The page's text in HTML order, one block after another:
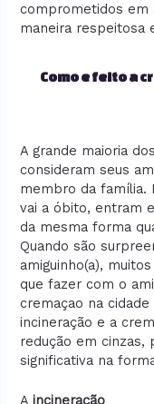
comprometidos em
maneira respeitosa
Como e feito a
A grande maioria
consideram seus
membro da família.
vai a óbito, entram
da mesma forma
Quando são
amiguinho(a),
que fazer com o
cremaçao na cidade
incineração e a
redução em cinzas,
significativa na
Aincineração